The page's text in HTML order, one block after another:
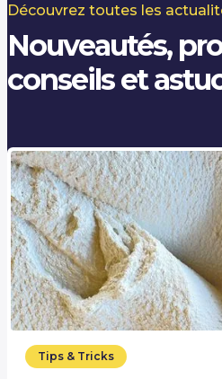
Découvrez toutes les
Nouveautés,
conseils et
Tips & Tricks